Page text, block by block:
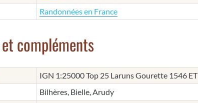
Randonnées en France
compléments
IGN 1:25000 Top 25 Laruns Gourette 1546 ET
Bilhères, Bielle, Arudy